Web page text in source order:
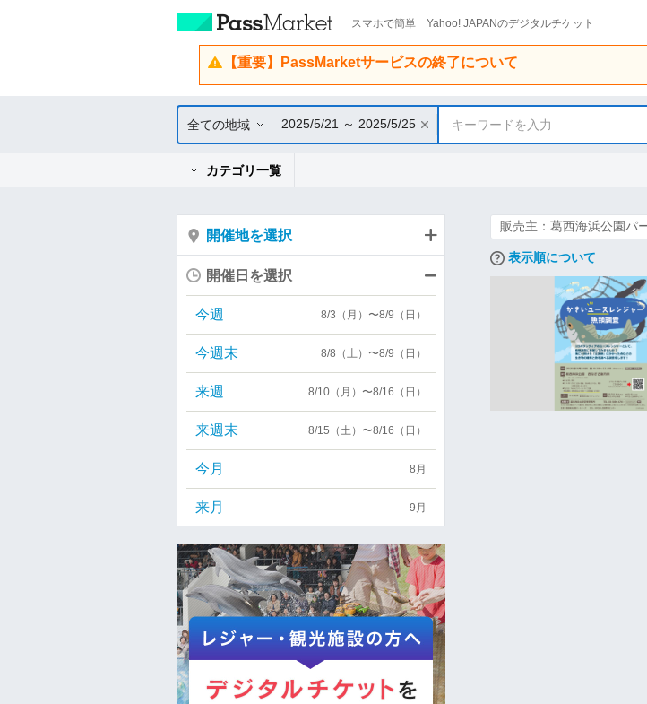
スマホで簡単 Yahoo! JAPANのデジタルチケット
【重要】PassMarketサービスの終了について
全ての地域 2025/5/21 ～ 2025/5/25 キーワードを入力
カテゴリ一覧
販売主：葛西海浜公園パ
表示順について
開催地を選択
開催日を選択
今週 8/3（月）〜8/9（日）
今週末 8/8（土）〜8/9（日）
来週 8/10（月）〜8/16（日）
来週末 8/15（土）〜8/16（日）
今月 8月
来月 9月